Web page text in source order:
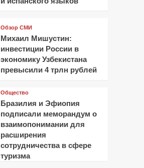
Обзор СМИ
Михаил Мишустин:
инвестиции России в
экономику Узбекистана
превысили 4 трлн рублей
Общество
Бразилия и Эфиопия
подписали меморандум о
взаимопонимании для
расширения
сотрудничества в сфере
туризма